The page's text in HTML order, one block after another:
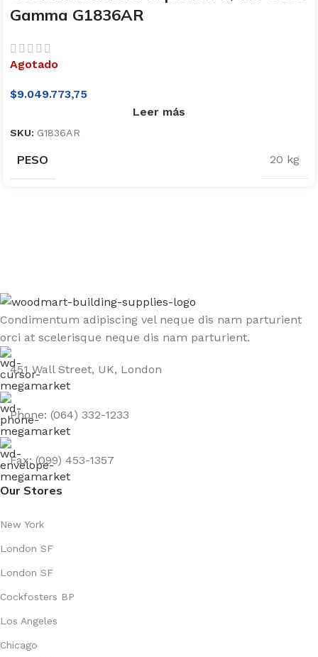
Gamma G1836AR
Agotado
$9.049.773,75
Leer más
SKU: G1836AR
PESO 20 kg
Condimentum adipiscing vel neque dis nam parturient
orci at scelerisque neque dis nam parturient.
451 Wall Street, UK, London
Phone: (064) 332-1233
Fax: (099) 453-1357
Our Stores
New York
London SF
London SF
Cockfosters BP
Los Angeles
Chicago